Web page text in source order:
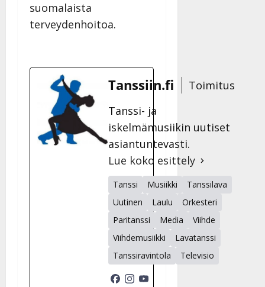
suomalaista
terveydenhoitoa.
Tanssiin.fi
Toimitus
Tanssi- ja
iskelmämusiikin uutiset
asiantuntevasti.
Lue koko esittely
Tanssi Musiikki
Tanssilava
Uutinen
Laulu
Orkesteri
Paritanssi
Media
Viihde
Viihdemusiikki
Lavatanssi
Tanssiravintola
Televisio